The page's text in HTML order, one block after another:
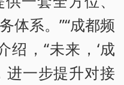
体系。”“成都频
绍，“未来，‘成
进一步提升对接